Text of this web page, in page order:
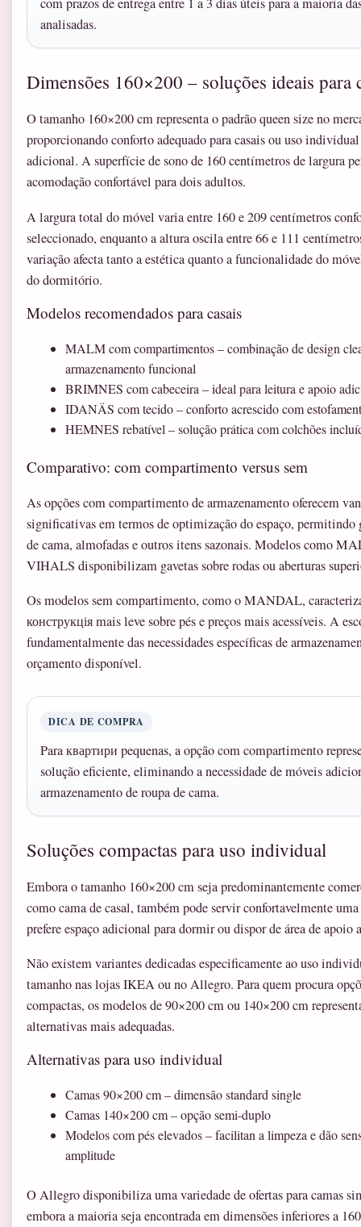
com prazos de entrega entre 1 a 3 dias úteis para a maioria
analisadas.
Dimensões 160×200 – soluções ideais para
O tamanho 160×200 cm representa o padrão queen size no
proporcionando conforto adequado para casais ou uso
adicional. A superfície de sono de 160 centímetros de largura
acomodação confortável para dois adultos.
A largura total do móvel varia entre 160 e 209 centímetros
seleccionado, enquanto a altura oscila entre 66 e 111
variação afecta tanto a estética quanto a funcionalidade do
do dormitório.
Modelos recomendados para casais
MALM com compartimentos – combinação de design
armazenamento funcional
BRIMNES com cabeceira – ideal para leitura e apoio
IDANÄS com tecido – conforto acrescido com
HEMNES rebatível – solução prática com colchões
Comparativo: com compartimento versus sem
As opções com compartimento de armazenamento oferecem
significativas em termos de optimização do espaço, permitindo
de cama, almofadas e outros itens sazonais. Modelos como
VIHALS disponibilizam gavetas sobre rodas ou aberturas
Os modelos sem compartimento, como o MANDAL,
конструкція mais leve sobre pés e preços mais acessíveis. A
fundamentalmente das necessidades específicas de
orçamento disponível.
DICA DE COMPRA
Para квартири pequenas, a opção com compartimento
solução eficiente, eliminando a necessidade de móveis
armazenamento de roupa de cama.
Soluções compactas para uso individual
Embora o tamanho 160×200 cm seja predominantemente
como cama de casal, também pode servir confortavelmente uma
prefere espaço adicional para dormir ou dispor de área de apoio
Não existem variantes dedicadas especificamente ao uso
tamanho nas lojas IKEA ou no Allegro. Para quem procura
compactas, os modelos de 90×200 cm ou 140×200 cm
alternativas mais adequadas.
Alternativas para uso individual
Camas 90×200 cm – dimensão standard single
Camas 140×200 cm – opção semi-duplo
Modelos com pés elevados – facilitan a limpeza e dão
amplitude
O Allegro disponibiliza uma variedade de ofertas para camas
embora a maioria seja encontrada em dimensões inferiores a